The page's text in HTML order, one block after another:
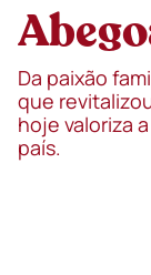
Da paixão
que
hoje valoriza
país.